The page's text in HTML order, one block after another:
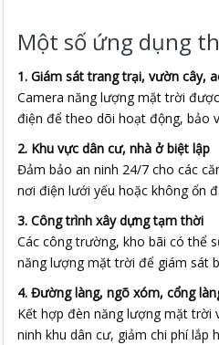
Một số ứng dụng
1. Giám sát trang trại, vườn cây,
Camera năng lượng mặt trời
điện để theo dõi hoạt động, bảo
2. Khu vực dân cư, nhà ở biệt lập
Đảm bảo an ninh 24/7 cho các
nơi điện lưới yếu hoặc không ổn
3. Công trình xây dựng tạm thời
Các công trường, kho bãi có thể
năng lượng mặt trời để giám sát
4. Đường làng, ngõ xóm, cổng
Kết hợp đèn năng lượng mặt trời
ninh khu dân cư, giảm chi phí lắp